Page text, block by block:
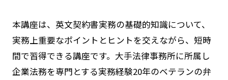
本講座は、英文契約書実務の基礎的知識について、
実務上重要なポイントとヒントを交えながら、短時
間で習得できる講座です。大手法律事務所に所属し
企業法務を専門とする実務経験20年のベテランの弁